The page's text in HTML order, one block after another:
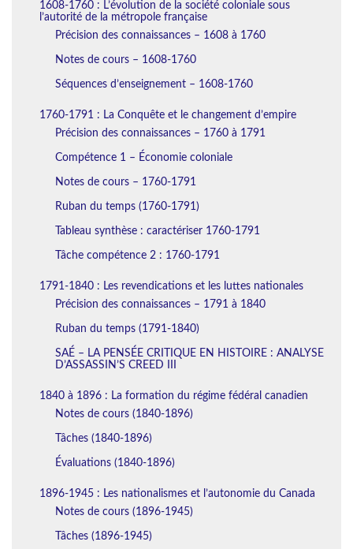
1608-1760 : L’évolution de la société coloniale sous
l’autorité de la métropole française
Précision des connaissances – 1608 à 1760
Notes de cours – 1608-1760
Séquences d’enseignement – 1608-1760
1760-1791 : La Conquête et le changement d’empire
Précision des connaissances – 1760 à 1791
Compétence 1 – Économie coloniale
Notes de cours – 1760-1791
Ruban du temps (1760-1791)
Tableau synthèse : caractériser 1760-1791
Tâche compétence 2 : 1760-1791
1791-1840 : Les revendications et les luttes nationales
Précision des connaissances – 1791 à 1840
Ruban du temps (1791-1840)
SAÉ – LA PENSÉE CRITIQUE EN HISTOIRE : ANALYSE
D’ASSASSIN’S CREED III
1840 à 1896 : La formation du régime fédéral canadien
Notes de cours (1840-1896)
Tâches (1840-1896)
Évaluations (1840-1896)
1896-1945 : Les nationalismes et l’autonomie du Canada
Notes de cours (1896-1945)
Tâches (1896-1945)